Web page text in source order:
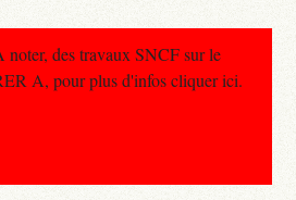
noter, des travaux SNCF sur le
A, pour plus d'infos cliquer ici.